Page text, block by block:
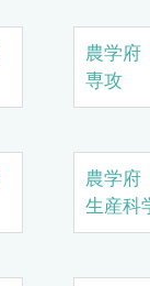
農学
専攻
農学
生産科